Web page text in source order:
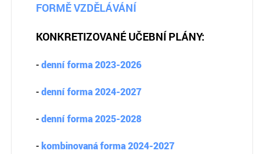
FORMĚ VZDĚLÁVÁNÍ
KONKRETIZOVANÉ UČEBNÍ PLÁNY:
-denní forma 2023-2026
-denní forma 2024-2027
-denní forma 2025-2028
-kombinovaná forma 2024-2027